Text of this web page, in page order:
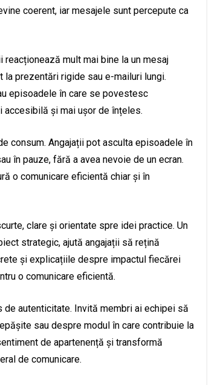
coerent, iar mesajele sunt percepute ca
mult mai bine la un mesaj
prezentări rigide sau e-mailuri lungi.
episoadele în care se povestesc
accesibilă și mai ușor de înțeles.
consum. Angajații pot asculta episoadele în
în pauze, fără a avea nevoie de un ecran.
o comunicare eficientă chiar și în
clare și orientate spre idei practice. Un
strategic, ajută angajații să rețină
și explicațiile despre impactul fiecărei
o comunicare eficientă.
de autenticitate. Invită membri ai echipei să
sau despre modul în care contribuie la
de apartenență și transformă
de comunicare.